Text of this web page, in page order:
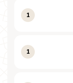
1
1